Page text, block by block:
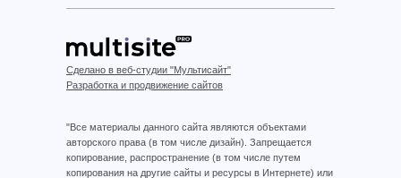
Сделано в веб-студии "Мультисайт"
Разработка и продвижение сайтов
"Все материалы данного сайта являются объектами
авторского права (в том числе дизайн). Запрещается
копирование, распространение (в том числе путем
копирования на другие сайты и ресурсы в Интернете) или